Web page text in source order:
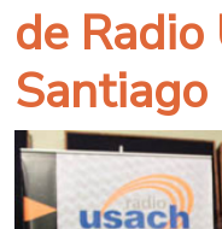
de Radio
Santiago